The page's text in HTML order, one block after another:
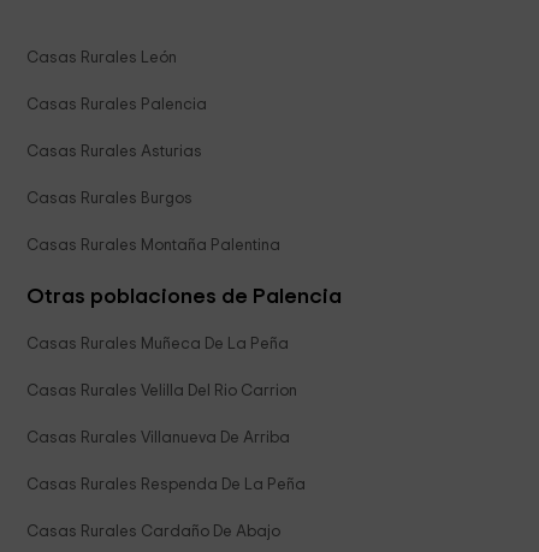
Casas Rurales León
Casas Rurales Palencia
Casas Rurales Asturias
Casas Rurales Burgos
Casas Rurales Montaña Palentina
Otras poblaciones de Palencia
Casas Rurales Muñeca De La Peña
Casas Rurales Velilla Del Rio Carrion
Casas Rurales Villanueva De Arriba
Casas Rurales Respenda De La Peña
Casas Rurales Cardaño De Abajo